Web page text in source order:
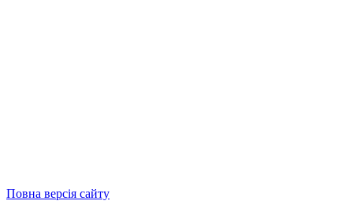
Повна версія сайту